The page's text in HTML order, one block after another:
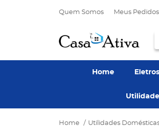
Quem Somos Meus Pedidos
Home Eletros
Home Utilidades